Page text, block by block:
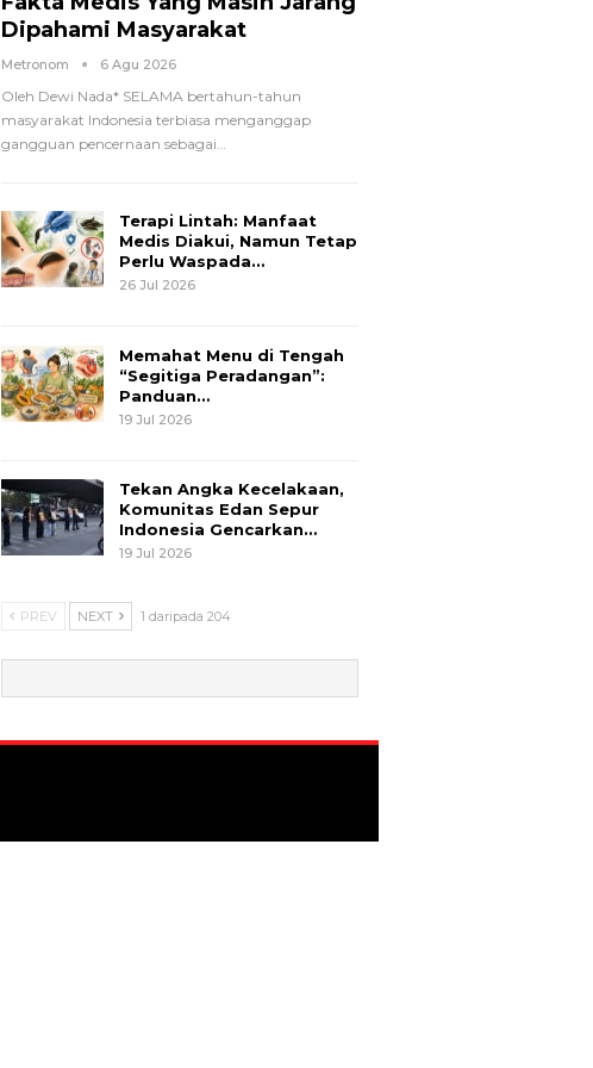
Dipahami Masyarakat
Metronom 6 Agu 2026
Oleh Dewi Nada* SELAMA bertahun-tahun
masyarakat Indonesia terbiasa menganggap
gangguan pencernaan sebagai…
Terapi Lintah: Manfaat
Medis Diakui, Namun Tetap
Perlu Waspada…
26 Jul 2026
Memahat Menu di Tengah
“Segitiga Peradangan”:
Panduan…
19 Jul 2026
Tekan Angka Kecelakaan,
Komunitas Edan Sepur
Indonesia Gencarkan…
19 Jul 2026
PREV NEXT 1 daripada 204